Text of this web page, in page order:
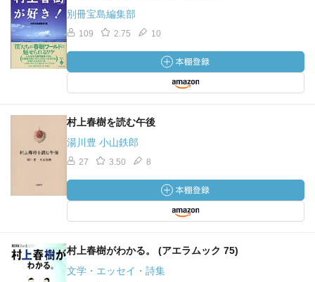
別冊宝島編集部
109 2.75 10
村上春樹を読む午後
湯川豊 小山鉄郎
27 3.50 8
村上春樹がわかる。 (アエラムック 75)
文学・エッセイ・詩集